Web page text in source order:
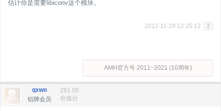
估计你是需要libiconv这个模块。
2012-11-29 12:35:12 2
AMH官方号 2011~2021 (10周年)
qxwo
铝牌会员
291.00
价值分